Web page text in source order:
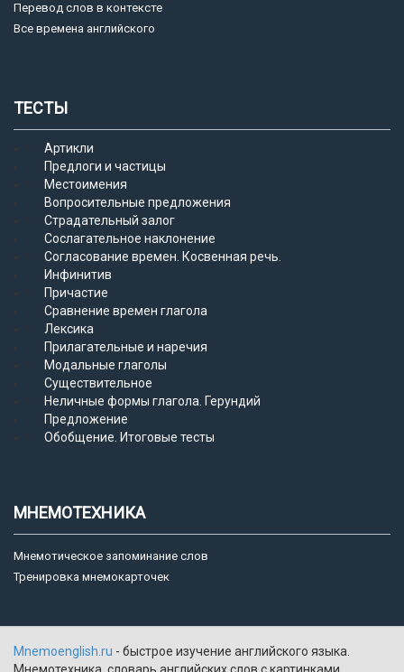
Перевод слов в контексте
Все времена английского
ТЕСТЫ
Артикли
Предлоги и частицы
Местоимения
Вопросительные предложения
Страдательный залог
Сослагательное наклонение
Согласование времен. Косвенная речь.
Инфинитив
Причастие
Сравнение времен глагола
Лексика
Прилагательные и наречия
Модальные глаголы
Существительное
Неличные формы глагола. Герундий
Предложение
Обобщение. Итоговые тесты
МНЕМОТЕХНИКА
Мнемотическое запоминание слов
Тренировка мнемокарточек
Mnemoenglish.ru - быстрое изучение английского языка.